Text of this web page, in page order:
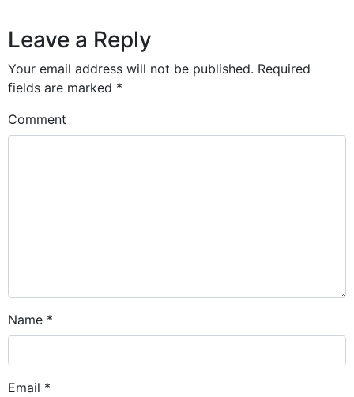
Leave a Reply
Your email address will not be published. Required
fields are marked *
Comment
Name *
Email *